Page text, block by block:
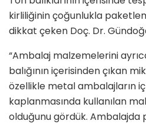
kirliliğinin çoğunlukla
dikkat çeken Doç. Dr.
“Ambalaj malzemelerini
balığının içerisinden çıkan
özellikle metal ambalajların
kaplanmasında kullanılan
olduğunu gördük. Ambalajda